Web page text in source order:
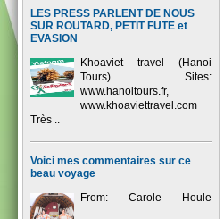
LES PRESS PARLENT DE NOUS
SUR ROUTARD, PETIT FUTE et
EVASION
Khoaviet travel (Hanoi
Tours) Sites:
www.hanoitours.fr,
www.khoaviettravel.com
Très ..
Voici mes commentaires sur ce
beau voyage
From: Carole Houle